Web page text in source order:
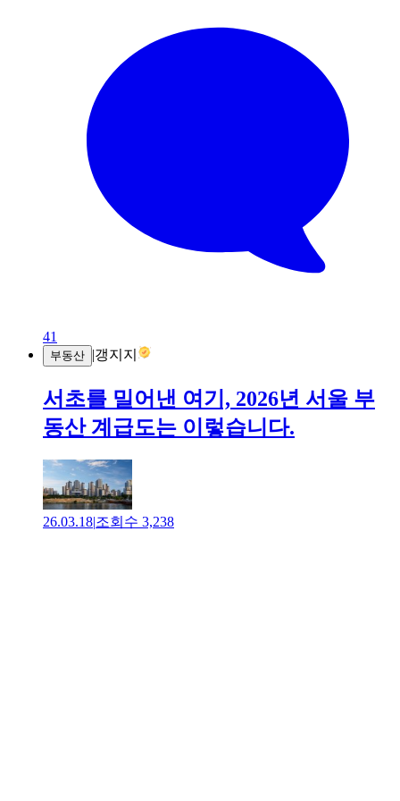
41
부동산 |갱지지
서초를 밀어낸 여기, 2026년 서울 부
동산 계급도는 이렇습니다.
26.03.18|조회수 3,238